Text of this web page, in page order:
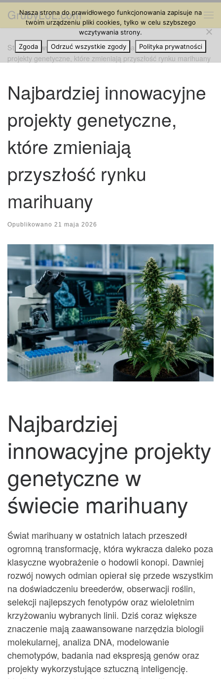
Przejdź do treści
GrubyLoL.com
Strona główna » Grube Artykuły » Najbardziej innowacyjne
projekty genetyczne, które zmieniają przyszłość rynku marihuany
Najbardziej innowacyjne
projekty genetyczne,
które zmieniają
przyszłość rynku
marihuany
Opublikowano 21 maja 2026
Najbardziej
innowacyjne projekty
genetyczne w
świecie marihuany
Świat marihuany w ostatnich latach przeszedł
ogromną transformację, która wykracza daleko poza
klasyczne wyobrażenie o hodowli konopi. Dawniej
rozwój nowych odmian opierał się przede wszystkim
na doświadczeniu breederów, obserwacji roślin,
selekcji najlepszych fenotypów oraz wieloletnim
krzyżowaniu wybranych linii. Dziś coraz większe
znaczenie mają zaawansowane narzędzia biologii
molekularnej, analiza DNA, modelowanie
chemotypów, badania nad ekspresją genów oraz
projekty wykorzystujące sztuczną inteligencję.
Nasza strona do prawidłowego funkcjonowania zapisuje na
twoim urządzeniu pliki cookies, tylko w celu szybszego
wczytywania strony.
Zgoda
Odrzuć wszystkie zgody Polityka prywatności